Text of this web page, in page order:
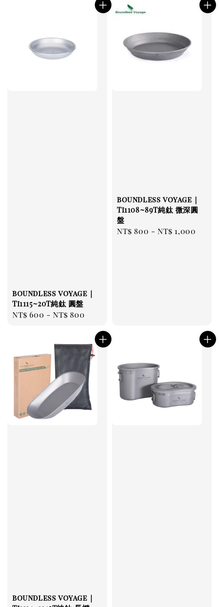
boundless voyage｜
Ti1115~20T純鈦 圓盤
Regular
NT$ 600 -NT$ 800
boundless voyage｜
Ti1108~89T純鈦 微深圓
盤
Regular
NT$ 800 -NT$ 1,000
boundless voyage｜